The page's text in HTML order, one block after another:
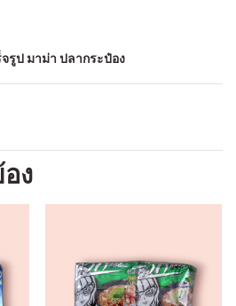
จรูป มาม่า ปลากระป๋อง
ง